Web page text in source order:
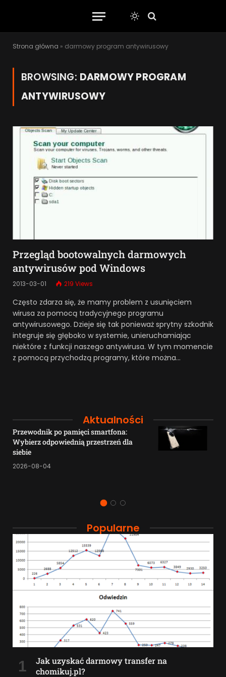
Strona główna » darmowy program antywirusowy
BROWSING: DARMOWY PROGRAM
ANTYWIRUSOWY
Przegląd bootowalnych darmowych
antywirusów pod Windows
2013-03-01 219 Views
Często zdarza się, że mamy problem z usunięciem
wirusa za pomocą tradycyjnego programu
antywirusowego. Dzieje się tak ponieważ sprytny szkodnik
integruje się głęboko w systemie, unieruchamiając
niektóre z funkcji naszego antywirusa. W tym momencie
z pomocą przychodzą programy, które można…
Aktualności
Przewodnik po pamięci smartfona:
Wybierz odpowiednią przestrzeń dla
siebie
2026-08-04
Popularne
Jak uzyskać darmowy transfer na
chomikuj.pl?